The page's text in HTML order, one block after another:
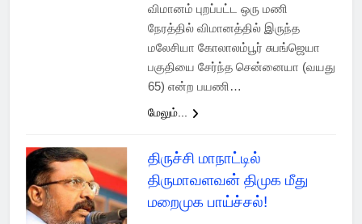
விமானம் புறப்பட்ட ஒரு மணி
நேரத்தில் விமானத்தில் இருந்த
மலேசியா கோலாலம்பூர் சுபங்ஜெயா
பகுதியை சேர்ந்த சென்னையா (வயது
65) என்ற பயணி…
மேலும்...
திருச்சி மாநாட்டில்
திருமாவளவன் திமுக மீது
மறைமுக பாய்ச்சல்!